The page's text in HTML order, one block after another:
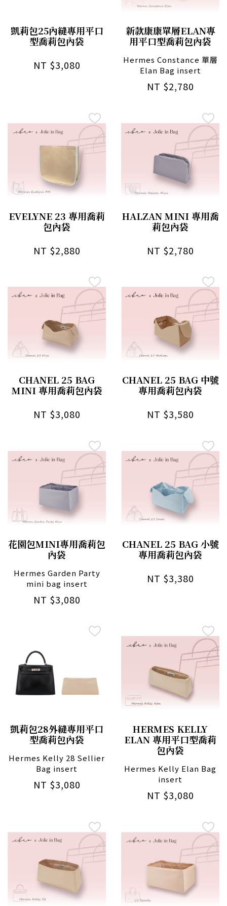
凱莉包25內縫專用平口
型喬莉包內袋
NT $3,080
新款康康單層ELAN專
用平口型喬莉包內袋
Hermes Constance 單層
Elan Bag insert
NT $2,780
EVELYNE 23 專用喬莉
包內袋
NT $2,880
HALZAN MINI 專用喬
莉包內袋
NT $2,780
CHANEL 25 BAG
MINI 專用喬莉包內袋
NT $3,080
CHANEL 25 BAG 中號
專用喬莉包內袋
NT $3,580
花園包MINI專用喬莉包
內袋
Hermes Garden Party
mini bag insert
NT $3,080
CHANEL 25 BAG 小號
專用喬莉包內袋
NT $3,380
凱莉包28外縫專用平口
型喬莉包內袋
Hermes Kelly 28 Sellier
Bag insert
NT $3,080
HERMES KELLY
ELAN 專用平口型喬莉
包內袋
Hermes Kelly Elan Bag
insert
NT $3,080